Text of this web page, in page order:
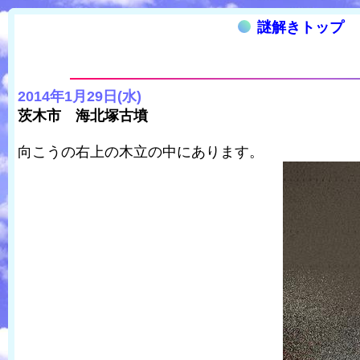
謎解きトップ
2014年1月29日(水)
茨木市 海北塚古墳
向こうの右上の木立の中にあります。